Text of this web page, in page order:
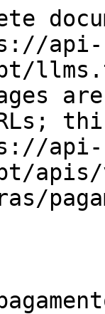
api-
api-
apis/